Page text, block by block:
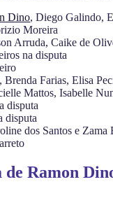
Dino, Diego Galindo,
Moreira
Arruda, Caike de
na disputa
Farias, Elisa
Mattos, Isabelle
disputa
disputa
dos Santos e Zama
Ramon